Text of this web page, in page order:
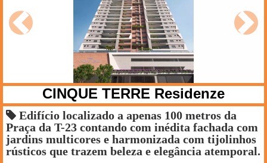
Anterior
CINQUE TERRE Residenze
Edifício localizado a apenas 100 metros da
Praça da T-23 contando com inédita fachada com
jardins multicores e harmonizada com tijolinhos
rústicos que trazem beleza e elegância atemporal.